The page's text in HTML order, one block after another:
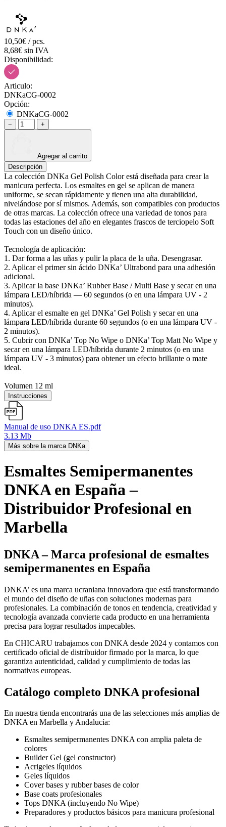
10,50€ / pcs.
8,68€ sin IVA
Disponibilidad:
Articulo:
DNKaCG-0002
Opción:
DNKaCG-0002
− +
Agregar al carrito
Descripción
La colección DNKa Gel Polish Color está diseñada para crear la
manicura perfecta. Los esmaltes en gel se aplican de manera
uniforme, se secan rápidamente y tienen una alta durabilidad,
nivelándose por sí mismos. Además, son compatibles con productos
de otras marcas. La colección ofrece una variedad de tonos para
todas las estaciones del año en elegantes frascos de terciopelo Soft
Touch con un diseño único.
Tecnología de aplicación:
1. Dar forma a las uñas y pulir la placa de la uña. Desengrasar.
2. Aplicar el primer sin ácido DNKa’ Ultrabond para una adhesión
adicional.
3. Aplicar la base DNKa’ Rubber Base / Multi Base y secar en una
lámpara LED/híbrida — 60 segundos (o en una lámpara UV - 2
minutos).
4. Aplicar el esmalte en gel DNKa’ Gel Polish y secar en una
lámpara LED/híbrida durante 60 segundos (o en una lámpara UV -
2 minutos).
5. Cubrir con DNKa’ Top No Wipe o DNKa’ Top Matt No Wipe y
secar en una lámpara LED/híbrida durante 2 minutos (o en una
lámpara UV - 3 minutos) para obtener un efecto brillante o mate
ideal.
Volumen 12 ml
Instrucciones
Manual de uso DNKA ES.pdf
3.13 Mb
Más sobre la marca DNKa
Esmaltes Semipermanentes
DNKA en España –
Distribuidor Profesional en
Marbella
DNKA – Marca profesional de esmaltes
semipermanentes en España
DNKA’ es una marca ucraniana innovadora que está transformando
el mundo del diseño de uñas con soluciones modernas para
profesionales. La combinación de tonos en tendencia, creatividad y
tecnología avanzada convierte cada producto en una herramienta
precisa para lograr resultados impecables.
En CHICARU trabajamos con DNKA desde 2024 y contamos con
certificado oficial de distribuidor firmado por la marca, lo que
garantiza autenticidad, calidad y cumplimiento de todas las
normativas europeas.
Catálogo completo DNKA profesional
En nuestra tienda encontrarás una de las selecciones más amplias de
DNKA en Marbella y Andalucía:
Esmaltes semipermanentes DNKA con amplia paleta de
colores
Builder Gel (gel constructor)
Acrigeles líquidos
Geles líquidos
Cover bases y rubber bases de color
Base coats profesionales
Tops DNKA (incluyendo No Wipe)
Preparadores y productos básicos para manicura profesional